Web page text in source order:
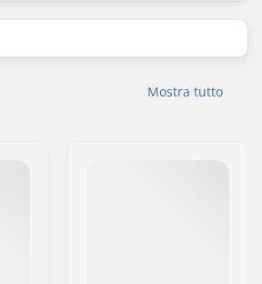
Mostra tutto